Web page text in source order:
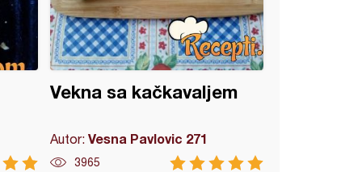
Vekna sa kačkavaljem
Autor:Vesna Pavlovic 271
3965